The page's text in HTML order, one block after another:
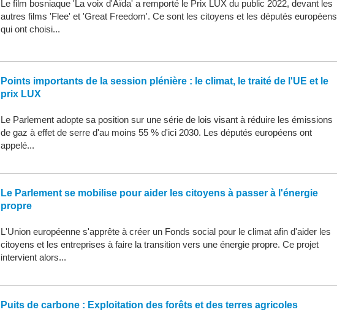
Le film bosniaque 'La voix d'Aïda' a remporté le Prix LUX du public 2022, devant les
autres films 'Flee' et 'Great Freedom'. Ce sont les citoyens et les députés européens
qui ont choisi...
Points importants de la session plénière : le climat, le traité de l'UE et le
prix LUX
Le Parlement adopte sa position sur une série de lois visant à réduire les émissions
de gaz à effet de serre d'au moins 55 % d'ici 2030. Les députés européens ont
appelé...
Le Parlement se mobilise pour aider les citoyens à passer à l'énergie
propre
L'Union européenne s'apprête à créer un Fonds social pour le climat afin d'aider les
citoyens et les entreprises à faire la transition vers une énergie propre. Ce projet
intervient alors...
Puits de carbone : Exploitation des forêts et des terres agricoles